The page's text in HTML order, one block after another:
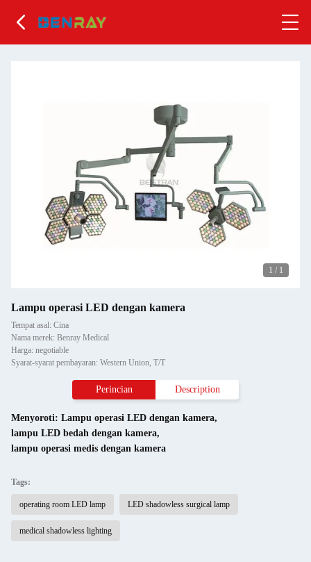
1 / 1
Lampu operasi LED dengan kamera
Tempat asal: Cina
Nama merek: Benray Medical
Harga: negotiable
Syarat-syarat pembayaran: Western Union, T/T
Perincian Description
Menyoroti: Lampu operasi LED dengan kamera,
lampu LED bedah dengan kamera,
lampu operasi medis dengan kamera
Tags:
operating room LED lamp LED shadowless surgical lamp
medical shadowless lighting